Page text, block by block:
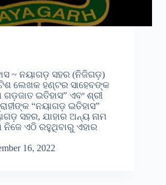
~ ନୟାଗଡ଼ ସହର (ନିଜିଗଡ଼)
ଲେଖକ ହଣ୍ଟର ସାହେବଙ୍କ
ଇତିହାସ” ଏବଂ ଶ୍ରୀ
“ନୟାଗଡ଼ ଇତିହାସ”
ସହର, ଯାହାର ଅନ୍ୟ ନାମ
ନିଜେ ଏଠି ରହୁଥିବାରୁ ଏହାର
16, 2022